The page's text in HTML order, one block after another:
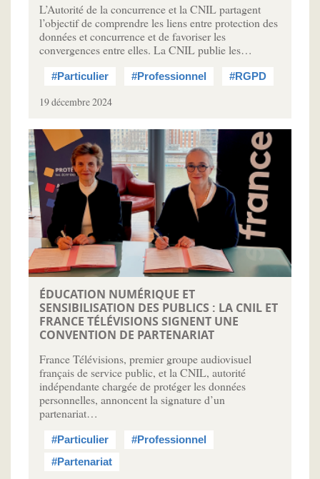
L’Autorité de la concurrence et la CNIL partagent
l’objectif de comprendre les liens entre protection des
données et concurrence et de favoriser les
convergences entre elles. La CNIL publie les…
#Particulier #Professionnel #RGPD
19 décembre 2024
ÉDUCATION NUMÉRIQUE ET
SENSIBILISATION DES PUBLICS : LA CNIL ET
FRANCE TÉLÉVISIONS SIGNENT UNE
CONVENTION DE PARTENARIAT
France Télévisions, premier groupe audiovisuel
français de service public, et la CNIL, autorité
indépendante chargée de protéger les données
personnelles, annoncent la signature d’un
partenariat…
#Particulier
#Professionnel
#Partenariat